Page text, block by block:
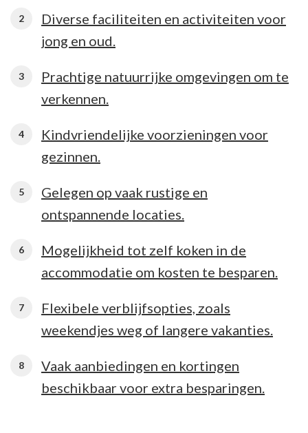
Diverse faciliteiten en activiteiten voor
jong en oud.
Prachtige natuurrijke omgevingen om te
verkennen.
Kindvriendelijke voorzieningen voor
gezinnen.
Gelegen op vaak rustige en
ontspannende locaties.
Mogelijkheid tot zelf koken in de
accommodatie om kosten te besparen.
Flexibele verblijfsopties, zoals
weekendjes weg of langere vakanties.
Vaak aanbiedingen en kortingen
beschikbaar voor extra besparingen.